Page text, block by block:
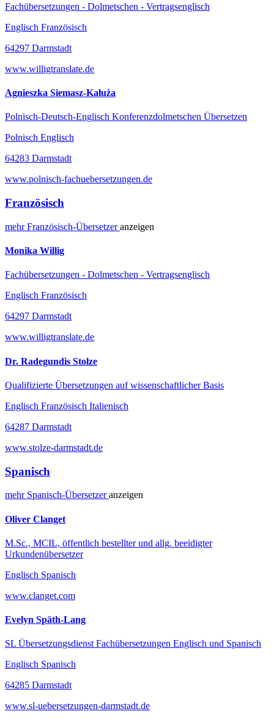
Fachübersetzungen - Dolmetschen - Vertragsenglisch
Englisch Französisch
64297 Darmstadt
www.willigtranslate.de
Agnieszka Siemasz-Kałuża
Polnisch-Deutsch-Englisch Konferenzdolmetschen Übersetzen
Polnisch Englisch
64283 Darmstadt
www.polnisch-fachuebersetzungen.de
Französisch
mehrFranzösisch-Übersetzeranzeigen
Monika Willig
Fachübersetzungen - Dolmetschen - Vertragsenglisch
Englisch Französisch
64297 Darmstadt
www.willigtranslate.de
Dr. Radegundis Stolze
Qualifizierte Übersetzungen auf wissenschaftlicher Basis
Englisch Französisch Italienisch
64287 Darmstadt
www.stolze-darmstadt.de
Spanisch
mehr Spanisch-Übersetzeranzeigen
Oliver Clanget
M.Sc., MCIL, öffentlich bestellter und allg. beeidigter
Urkundenübersetzer
Englisch Spanisch
www.clanget.com
Evelyn Späth-Lang
SL Übersetzungsdienst Fachübersetzungen Englisch und Spanisch
Englisch Spanisch
64285 Darmstadt
www.sl-uebersetzungen-darmstadt.de